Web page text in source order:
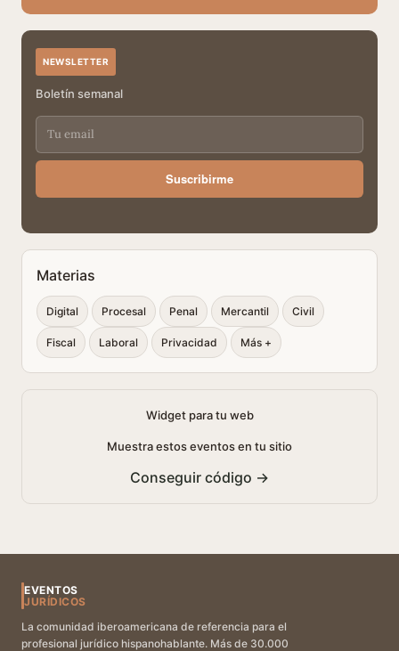
NEWSLETTER
Boletín semanal
Suscribirme
Materias
Digital Procesal Penal Mercantil Civil
Fiscal Laboral Privacidad Más +
Widget para tu web
Muestra estos eventos en tu sitio
Conseguir código →
EVENTOS
JURÍDICOS
La comunidad iberoamericana de referencia para el
profesional jurídico hispanohablante. Más de 30.000